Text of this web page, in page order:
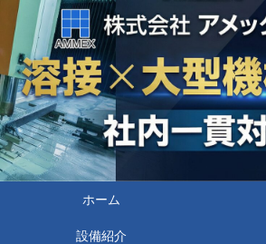
ホーム
設備紹介